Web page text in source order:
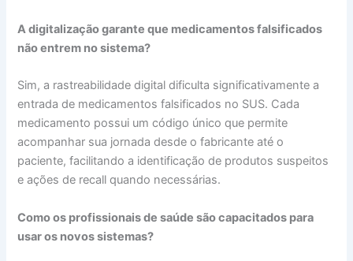
A digitalização garante que medicamentos falsificados
não entrem no sistema?
Sim, a rastreabilidade digital dificulta significativamente a
entrada de medicamentos falsificados no SUS. Cada
medicamento possui um código único que permite
acompanhar sua jornada desde o fabricante até o
paciente, facilitando a identificação de produtos suspeitos
e ações de recall quando necessárias.
Como os profissionais de saúde são capacitados para
usar os novos sistemas?